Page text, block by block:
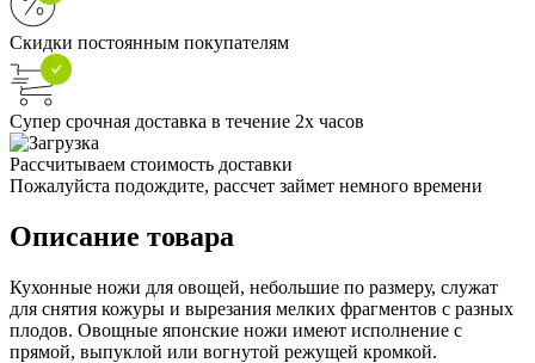
Скидки постоянным покупателям
Супер срочная доставка в течение 2х часов
Рассчитываем стоимость доставки
Пожалуйста подождите, рассчет займет немного времени
Описание товара
Кухонные ножи для овощей, небольшие по размеру, служат
для снятия кожуры и вырезания мелких фрагментов с разных
плодов. Овощные японские ножи имеют исполнение с
прямой, выпуклой или вогнутой режущей кромкой.